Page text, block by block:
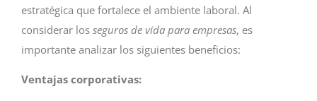
estratégica que fortalece el ambiente laboral. Al
considerar los seguros de vida para empresas, es
importante analizar los siguientes beneficios:
Ventajas corporativas: